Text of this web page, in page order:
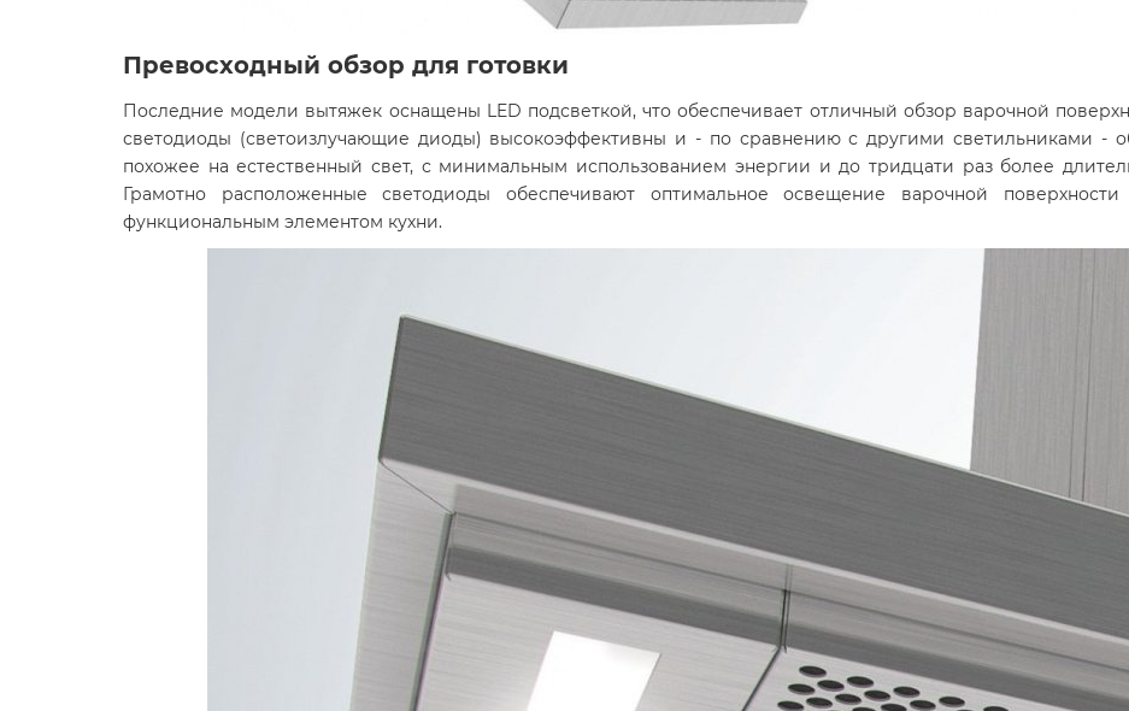
Превосходный обзор для готовки
Последние модели вытяжек оснащены LED подсветкой, что обеспечивает отличный обзор варочной
светодиоды (светоизлучающие диоды) высокоэффективны и - по сравнению с другими светильниками -
похожее на естественный свет, с минимальным использованием энергии и до тридцати раз более
Грамотно расположенные светодиоды обеспечивают оптимальное освещение варочной
функциональным элементом кухни.